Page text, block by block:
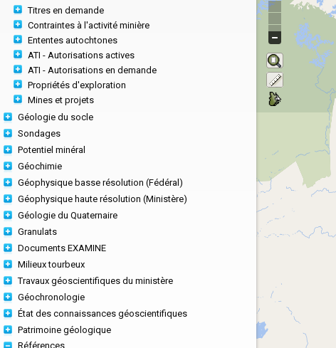
Titres en demande
Contraintes à l'activité minière
Ententes autochtones
ATI - Autorisations actives
ATI - Autorisations en demande
Propriétés d'exploration
Mines et projets
Géologie du socle
Sondages
Potentiel minéral
Géochimie
Géophysique basse résolution (Fédéral)
Géophysique haute résolution (Ministère)
Géologie du Quaternaire
Granulats
Documents EXAMINE
Milieux tourbeux
Travaux géoscientifiques du ministère
Géochronologie
État des connaissances géoscientifiques
Patrimoine géologique
Références